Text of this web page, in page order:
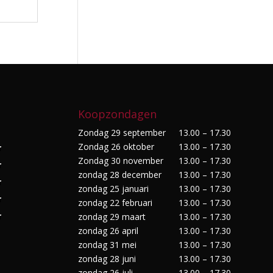
Koopzondagen
Zondag 29 september
13.00 – 17.30
Zondag 26 oktober
13.00 – 17.30
Zondag 30 november
13.00 – 17.30
zondag 28 december
13.00 – 17.30
zondag 25 januari
13.00 – 17.30
zondag 22 februari
13.00 – 17.30
zondag 29 maart
13.00 – 17.30
zondag 26 april
13.00 – 17.30
zondag 31 mei
13.00 – 17.30
zondag 28 juni
13.00 – 17.30